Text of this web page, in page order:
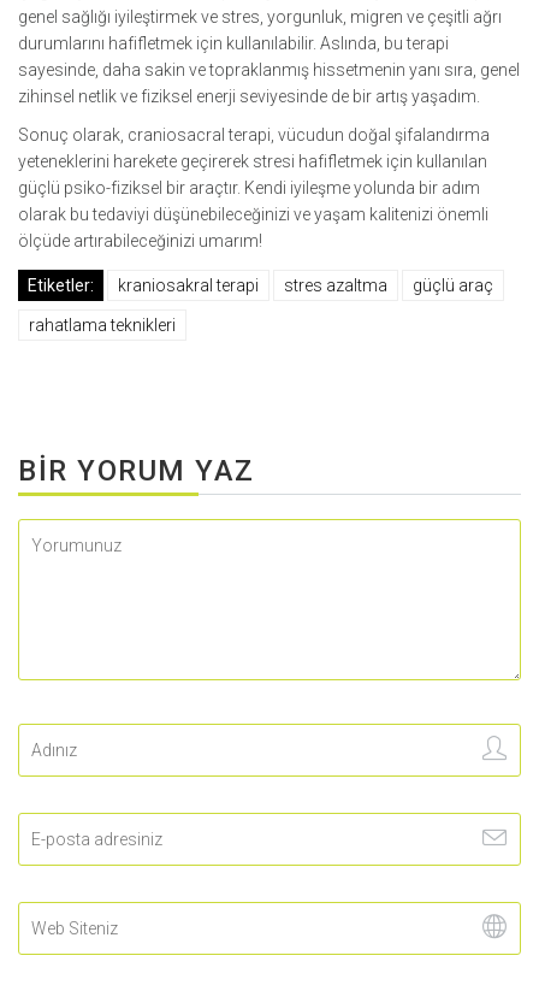
genel sağlığı iyileştirmek ve stres, yorgunluk, migren ve çeşitli ağrı
durumlarını hafifletmek için kullanılabilir. Aslında, bu terapi
sayesinde, daha sakin ve topraklanmış hissetmenin yanı sıra, genel
zihinsel netlik ve fiziksel enerji seviyesinde de bir artış yaşadım.
Sonuç olarak, craniosacral terapi, vücudun doğal şifalandırma
yeteneklerini harekete geçirerek stresi hafifletmek için kullanılan
güçlü psiko-fiziksel bir araçtır. Kendi iyileşme yolunda bir adım
olarak bu tedaviyi düşünebileceğinizi ve yaşam kalitenizi önemli
ölçüde artırabileceğinizi umarım!
Etiketler: kraniosakral terapi stres azaltma güçlü araç
rahatlama teknikleri
BIR YORUM YAZ